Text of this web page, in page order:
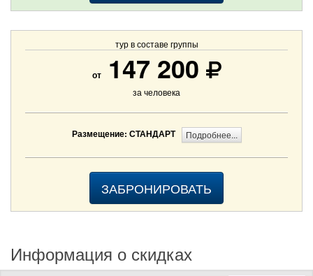
тур в составе группы
от147 200
за человека
Размещение: СТАНДАРТ Подробнее...
ЗАБРОНИРОВАТЬ
Информация о скидках